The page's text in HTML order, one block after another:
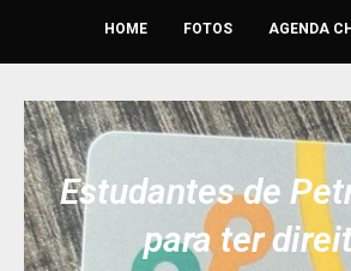
HOME FOTOS AGENDA CH
Estudantes de
para ter